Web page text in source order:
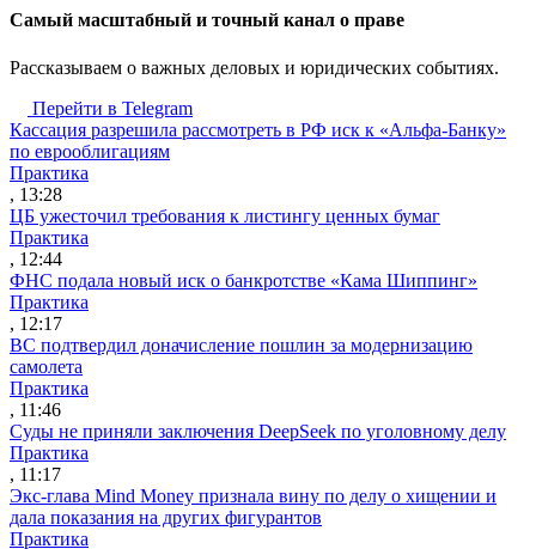
Cамый масштабный и точный канал о праве
Рассказываем о важных деловых и юридических событиях.
Перейти в Telegram
Кассация разрешила рассмотреть в РФ иск к «Альфа-Банку»
по еврооблигациям
Практика
, 13:28
ЦБ ужесточил требования к листингу ценных бумаг
Практика
, 12:44
ФНС подала новый иск о банкротстве «Кама Шиппинг»
Практика
, 12:17
ВС подтвердил доначисление пошлин за модернизацию
самолета
Практика
, 11:46
Суды не приняли заключения DeepSeek по уголовному делу
Практика
, 11:17
Экс-глава Mind Money признала вину по делу о хищении и
дала показания на других фигурантов
Практика